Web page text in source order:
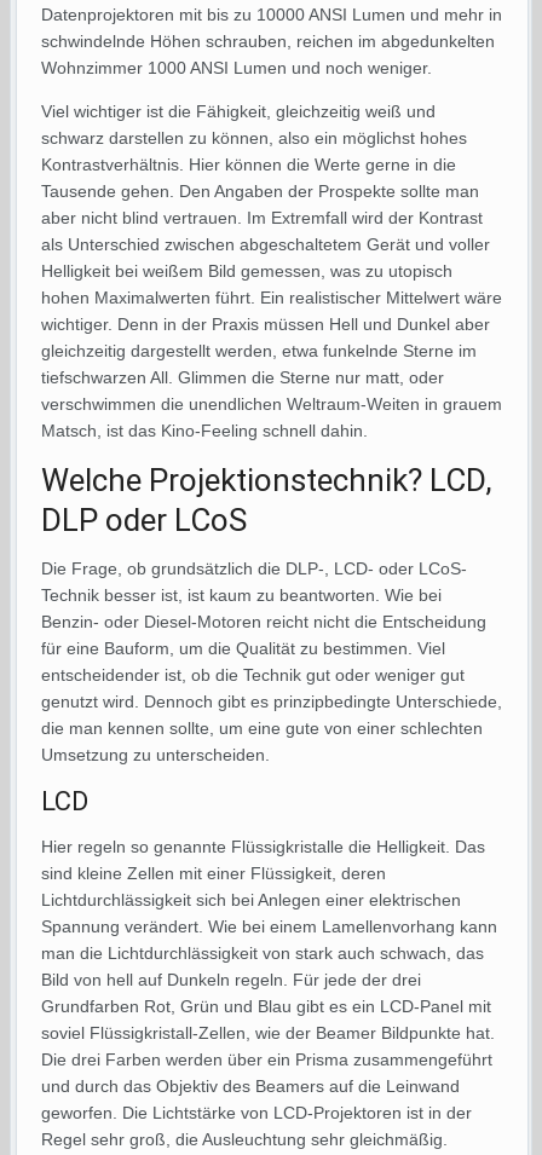
Datenprojektoren mit bis zu 10000 ANSI Lumen und mehr in
schwindelnde Höhen schrauben, reichen im abgedunkelten
Wohnzimmer 1000 ANSI Lumen und noch weniger.
Viel wichtiger ist die Fähigkeit, gleichzeitig weiß und
schwarz darstellen zu können, also ein möglichst hohes
Kontrastverhältnis. Hier können die Werte gerne in die
Tausende gehen. Den Angaben der Prospekte sollte man
aber nicht blind vertrauen. Im Extremfall wird der Kontrast
als Unterschied zwischen abgeschaltetem Gerät und voller
Helligkeit bei weißem Bild gemessen, was zu utopisch
hohen Maximalwerten führt. Ein realistischer Mittelwert wäre
wichtiger. Denn in der Praxis müssen Hell und Dunkel aber
gleichzeitig dargestellt werden, etwa funkelnde Sterne im
tiefschwarzen All. Glimmen die Sterne nur matt, oder
verschwimmen die unendlichen Weltraum-Weiten in grauem
Matsch, ist das Kino-Feeling schnell dahin.
Welche Projektionstechnik? LCD,
DLP oder LCoS
Die Frage, ob grundsätzlich die DLP-, LCD- oder LCoS-
Technik besser ist, ist kaum zu beantworten. Wie bei
Benzin- oder Diesel-Motoren reicht nicht die Entscheidung
für eine Bauform, um die Qualität zu bestimmen. Viel
entscheidender ist, ob die Technik gut oder weniger gut
genutzt wird. Dennoch gibt es prinzipbedingte Unterschiede,
die man kennen sollte, um eine gute von einer schlechten
Umsetzung zu unterscheiden.
LCD
Hier regeln so genannte Flüssigkristalle die Helligkeit. Das
sind kleine Zellen mit einer Flüssigkeit, deren
Lichtdurchlässigkeit sich bei Anlegen einer elektrischen
Spannung verändert. Wie bei einem Lamellenvorhang kann
man die Lichtdurchlässigkeit von stark auch schwach, das
Bild von hell auf Dunkeln regeln. Für jede der drei
Grundfarben Rot, Grün und Blau gibt es ein LCD-Panel mit
soviel Flüssigkristall-Zellen, wie der Beamer Bildpunkte hat.
Die drei Farben werden über ein Prisma zusammengeführt
und durch das Objektiv des Beamers auf die Leinwand
geworfen. Die Lichtstärke von LCD-Projektoren ist in der
Regel sehr groß, die Ausleuchtung sehr gleichmäßig.